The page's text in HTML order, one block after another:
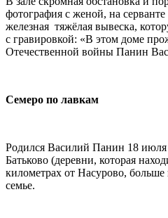
фотография с женой, на
железная тяжёлая вывеска,
с гравировкой: «В этом доме
Отечественной войны Панин
Семеро по лавкам
Родился Василий Панин 18 июля
Батьково (деревни, которая
километрах от Насурово,
семье.